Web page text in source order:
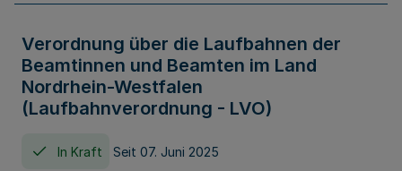
Verordnung über die Laufbahnen der
Beamtinnen und Beamten im Land
Nordrhein-Westfalen
(Laufbahnverordnung - LVO)
In Kraft Seit 07. Juni 2025